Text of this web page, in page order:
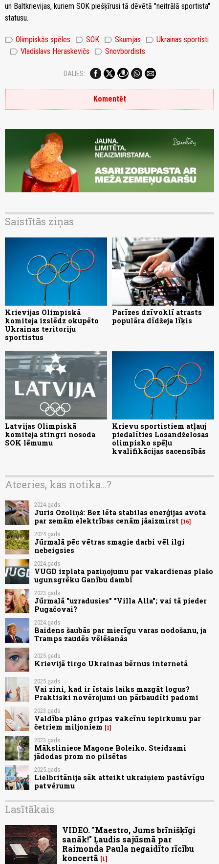
un Baltkrievijas, kuriem SOK piešķīrusi tā dēvētā "neitrālā sportista"
statusu.
label Olimpiskās spēles label SOK label Skumjas label Ukrainas sportisti
label Vladislavs Heraskevičs label Snovbordists
DALIES:
Komentēt
Saistītās ziņas
Krievijas Olimpiskā
komiteja izslēdz okupēto
Ukrainas teritoriju
sportistus
Parīzes dzīvoklī atrasts
populāra dīdžeja līķis
Latvijas Olimpiskā
komiteja stingri nosoda
SOK lēmumu
Krievu sportistiem atļauj
piedalīties Losandželosas
olimpisko spēļu
kvalifikācijas sacensībās
Atceries, kas notika...?
2024.gads
Juris Ozoliņš: Bez lēta stabilas enerģijas avota
par zemām elektrības cenām jāaizmirst 16
2024.gads
Jūrmalā pēc vētras smagie darbi vēl ilgi
nebeigsies
2024.gads
VUGD izplata paziņojumu par vakardienas plašo
ugunsgrēku Ganību dambī
2023.gads
Jūrmalā "uzradusies" "Villa Alla"; vai tā pieder
Pugačovai?
2024.gads
Baidens šaubās par mierīgu varas nodošanu, ja
Tramps zaudēs vēlēšanās
2025.gads
Krievijā tirgo Ukrainas bērnus internetā
2025.gads
Vai zini, kad ir īstais laiks mazgāt logus?
Praktiski novērojumi un pārbaudīti padomi
2023.gads
Valdība plāno gripas vakcīnu iepirkumu par
četriem miljoniem
1
2023.gads
Māksliniece Magone Boleiko. Steidzami
jādodas prom no pilsētas
2025.gads
Lielbritānija sāk atteikt ukraiņiem pastāvīgu
patvērumu
Lasītākais
VIDEO. "Maestro, Jums brīnišķīgi
sanāk!" Ļaudis sajūsmā par
Raimonda Paula negaidīto rīcību
koncertā
1